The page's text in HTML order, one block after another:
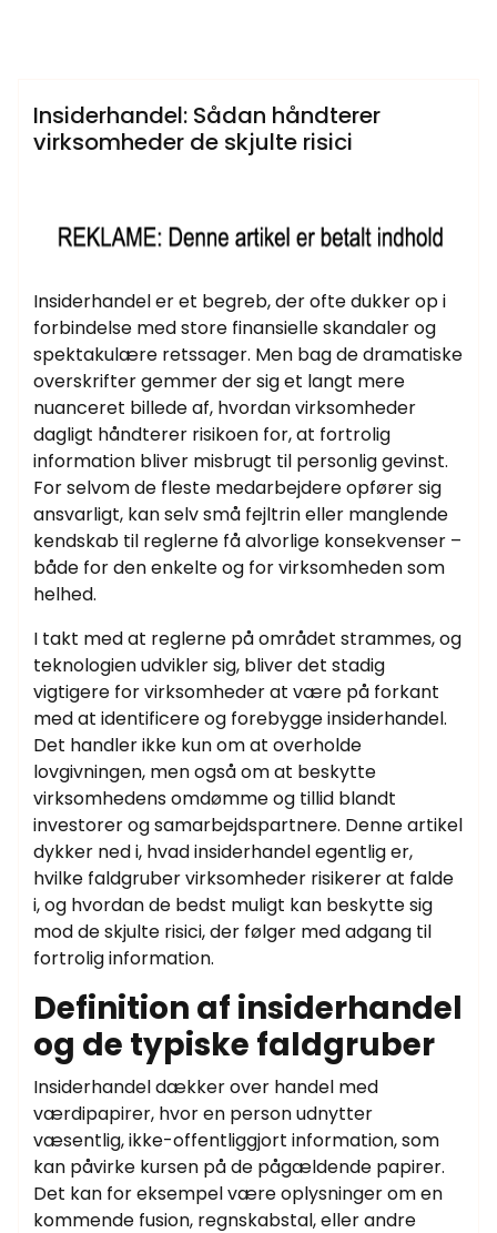
Samtlige Guides på fdbr.dk
Insiderhandel: Sådan håndterer
virksomheder de skjulte risici
Insiderhandel er et begreb, der ofte dukker op i
forbindelse med store finansielle skandaler og
spektakulære retssager. Men bag de dramatiske
overskrifter gemmer der sig et langt mere
nuanceret billede af, hvordan virksomheder
dagligt håndterer risikoen for, at fortrolig
information bliver misbrugt til personlig gevinst.
For selvom de fleste medarbejdere opfører sig
ansvarligt, kan selv små fejltrin eller manglende
kendskab til reglerne få alvorlige konsekvenser –
både for den enkelte og for virksomheden som
helhed.
I takt med at reglerne på området strammes, og
teknologien udvikler sig, bliver det stadig
vigtigere for virksomheder at være på forkant
med at identificere og forebygge insiderhandel.
Det handler ikke kun om at overholde
lovgivningen, men også om at beskytte
virksomhedens omdømme og tillid blandt
investorer og samarbejdspartnere. Denne artikel
dykker ned i, hvad insiderhandel egentlig er,
hvilke faldgruber virksomheder risikerer at falde
i, og hvordan de bedst muligt kan beskytte sig
mod de skjulte risici, der følger med adgang til
fortrolig information.
Definition af insiderhandel
og de typiske faldgruber
Insiderhandel dækker over handel med
værdipapirer, hvor en person udnytter
væsentlig, ikke-offentliggjort information, som
kan påvirke kursen på de pågældende papirer.
Det kan for eksempel være oplysninger om en
kommende fusion, regnskabstal, eller andre